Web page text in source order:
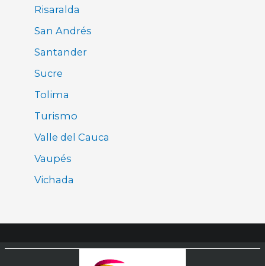
Risaralda
San Andrés
Santander
Sucre
Tolima
Turismo
Valle del Cauca
Vaupés
Vichada